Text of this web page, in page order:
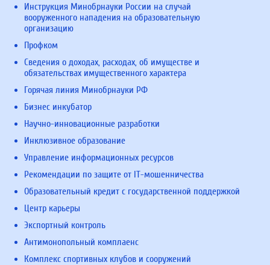
Инструкция Минобрнауки России на случай
вооруженного нападения на образовательную
организацию
Профком
Сведения о доходах, расходах, об имуществе и
обязательствах имущественного характера
Горячая линия Минобрнауки РФ
Бизнес инкубатор
Научно-инновационные разработки
Инклюзивное образование
Управление информационных ресурсов
Рекомендации по защите от IT-мошенничества
Образовательный кредит с государственной поддержкой
Центр карьеры
Экспортный контроль
Антимонопольный комплаенс
Комплекс спортивных клубов и сооружений